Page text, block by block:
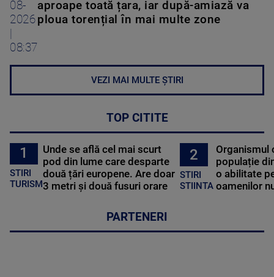
08-
2026
08:37
aproape toată țara, iar după-amiază va
ploua torențial în mai multe zone
VEZI MAI MULTE ȘTIRI
TOP CITITE
1
STIRI
TURISM
Unde se află cel mai scurt
pod din lume care desparte
două țări europene. Are doar
3 metri și două fusuri orare
2
STIRI
STIINTA
Organismul
populație
o abilitate
oamenilor
PARTENERI